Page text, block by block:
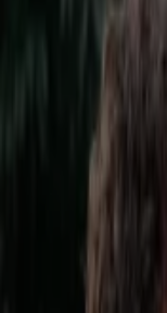
De interessantste discussie
Waarom adverteren in live
Achtergrondartikelen.
Waarom campagnes niet
XPENG-case bewijst kracht